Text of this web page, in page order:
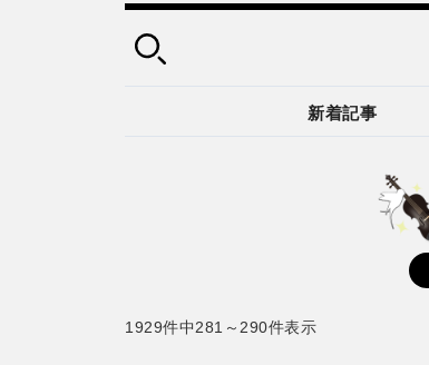
新着記事
1929件中281～290件表示